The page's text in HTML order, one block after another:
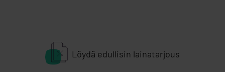
Löydä edullisin lainatarjous